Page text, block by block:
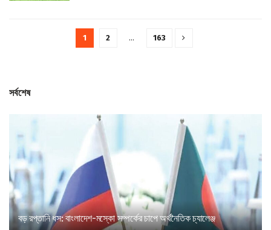
1 2 … 163
সর্বশেষ
বড় রপ্তানি ধস: বাংলাদেশ-মস্কো সম্পর্কের চাপে অর্থনৈতিক চ্যালেঞ্জ